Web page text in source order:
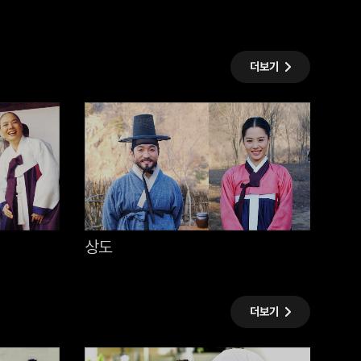
상도
더보기
더보기